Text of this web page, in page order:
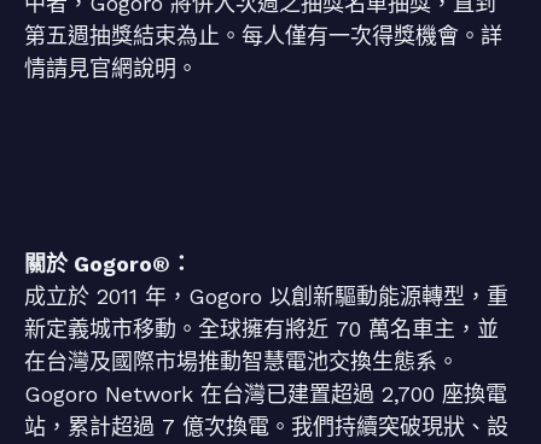
第五週抽獎結束為止。每人僅有一次得獎機會。詳
情請見官網說明。
關於 Gogoro®：
成立於 2011 年，Gogoro 以創新驅動能源轉型，重
新定義城市移動。全球擁有將近 70 萬名車主，並
在台灣及國際市場推動智慧電池交換生態系。
Gogoro Network 在台灣已建置超過 2,700 座換電
站，累計超過 7 億次換電。我們持續突破現狀、設